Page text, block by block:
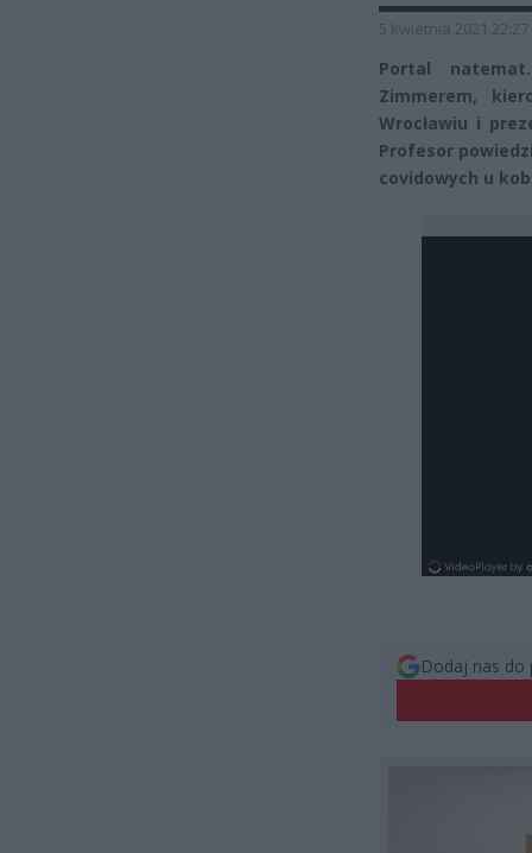
5 kwietnia 2021 22:27
Portal
Zimmerem,
Wrocławiu i
Profesor
covidowych u
Dodaj nas do